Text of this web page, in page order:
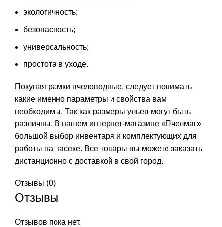
экологичность;
безопасность;
универсальность;
простота в уходе.
Покупая рамки пчеловодные, следует понимать
какие именно параметры и свойства вам
необходимы. Так как размеры ульев могут быть
различны. В нашем интернет-магазине «Пчелмаг»
большой выбор инвентаря и комплектующих для
работы на пасеке. Все товары вы можете заказать
дистанционно с доставкой в свой город.
Отзывы (0)
Отзывы
Отзывов пока нет.